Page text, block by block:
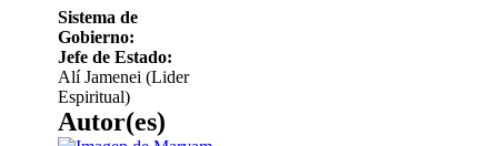
Sistema de
Gobierno:
Jefe de Estado:
Alí Jamenei (Lider
Espiritual)
Autor(es)